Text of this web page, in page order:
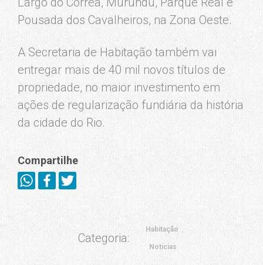
Pousada dos Cavalheiros, na Zona Oeste.
A Secretaria de Habitação também vai
entregar mais de 40 mil novos títulos de
propriedade, no maior investimento em
ações de regularização fundiária da história
da cidade do Rio.
Compartilhe
Categoria:
Habitação
Notícias